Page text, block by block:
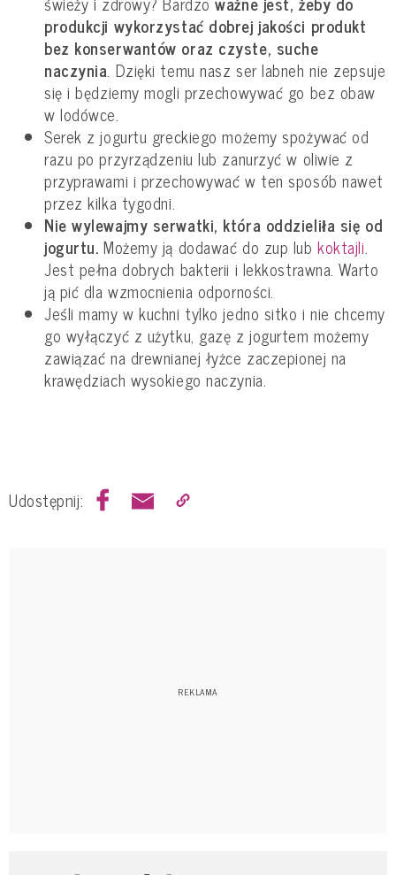
produkcji wykorzystać dobrej jakości produkt
bez konserwantów oraz czyste, suche
naczynia. Dzięki temu nasz ser labneh nie zepsuje
się i będziemy mogli przechowywać go bez obaw
w lodówce.
Serek z jogurtu greckiego możemy spożywać od
razu po przyrządzeniu lub zanurzyć w oliwie z
przyprawami i przechowywać w ten sposób nawet
przez kilka tygodni.
Nie wylewajmy serwatki, która oddzieliła się od
jogurtu. Możemy ją dodawać do zup lubkoktajli.
Jest pełna dobrych bakterii i lekkostrawna. Warto
ją pić dla wzmocnienia odporności.
Jeśli mamy w kuchni tylko jedno sitko i nie chcemy
go wyłączyć z użytku, gazę z jogurtem możemy
zawiązać na drewnianej łyżce zaczepionej na
krawędziach wysokiego naczynia.
Udostępnij: